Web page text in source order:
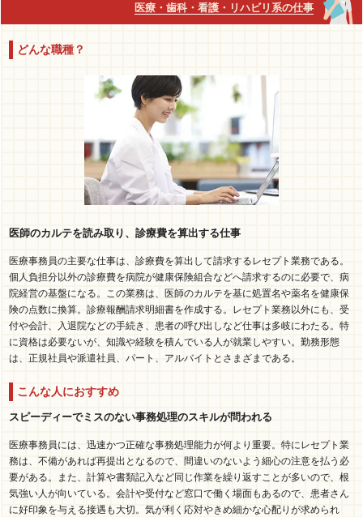
医療・歯科・看護・リハビリ系の仕事
どんな職種？
医師のカルテを読み取り、診療費を算出する仕事
医療事務員の主要な仕事は、診療費を算出して請求するレセプト業務である。
個人負担分以外の診療費を病院が健康保険組合などへ請求するのに必要で、病
院経営の基盤になる。この業務は、医師のカルテを基に処置名や薬名を健康保
険の点数に換算。診療報酬請求明細書を作成する。レセプト業務以外にも、受
付や会計、入退院などの手続き、患者の呼び出しなど仕事は多岐にわたる。特
に資格は必要ないが、知識や経験を積んでいる人が就業しやすい。勤務形態
は、正規社員や派遣社員、パート、アルバイトとさまざまである。
こんな人におすすめ
スピーディーでミスのない事務処理のスキルが問われる
医療事務員には、迅速かつ正確な事務処理能力が何より重要。特にレセプト業
務は、不備があれば再提出となるので、間違いのないよう細心の注意を払う必
要がある。また、計算や書類記入など同じ作業を繰り返すことが多いので、根
気強い人が向いている。会計や受付など窓口で働く場面もあるので、患者さん
に好印象を与える接遇も大切。気が利く応対やきめ細かな心配りが求められ